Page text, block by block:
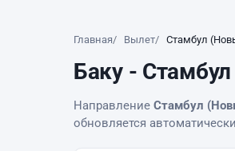
Главная Вылет Стамбул
Баку -
Направление Стамбул
обновляется